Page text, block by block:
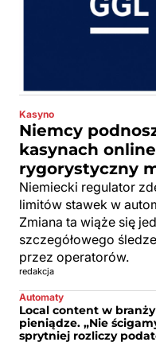
Kasyno
Niemcy
kasynach
rygorystyczny
Niemiecki regulator
limitów stawek w
Zmiana ta wiąże się
szczegółowego
przez operatorów.
redakcja
Automaty
Local content w
pieniądze. „Nie
sprytniej rozliczy